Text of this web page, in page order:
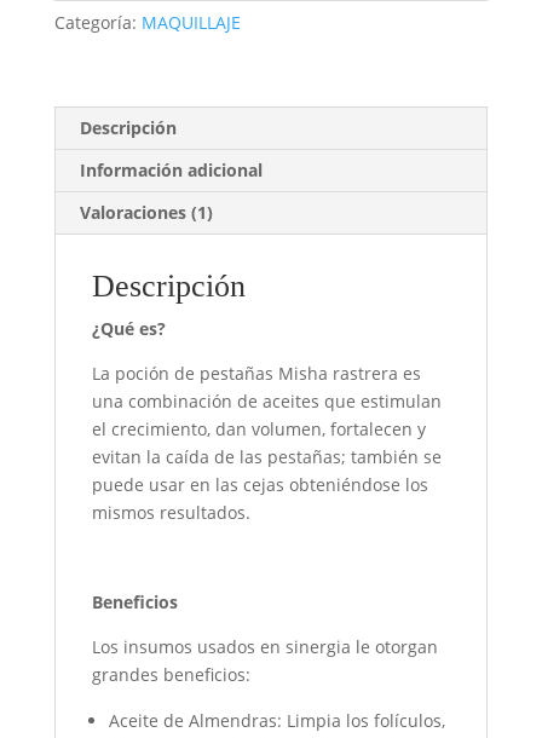
Categoría: MAQUILLAJE
Descripción
Información adicional
Valoraciones (1)
Descripción
¿Qué es?
La poción de pestañas Misha rastrera es
una combinación de aceites que estimulan
el crecimiento, dan volumen, fortalecen y
evitan la caída de las pestañas; también se
puede usar en las cejas obteniéndose los
mismos resultados.
Beneficios
Los insumos usados en sinergia le otorgan
grandes beneficios:
Aceite de Almendras: Limpia los folículos,